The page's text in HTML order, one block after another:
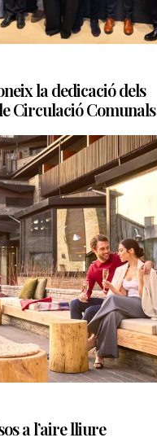
la dedicació dels
Circulació Comunals
a l’aire lliure